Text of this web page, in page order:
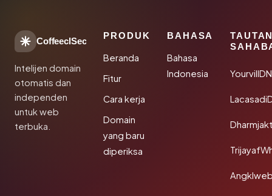
CoffeeclSec
Intelijen domain
otomatis dan
independen
untuk web
terbuka.
PRODUK
Beranda
Fitur
Cara kerja
Domain
yang baru
diperiksa
BAHASA
Bahasa
Indonesia